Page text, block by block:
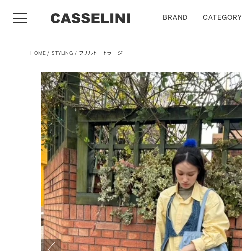
BRAND CATEGORY
HOME STYLING フリルトートラージ